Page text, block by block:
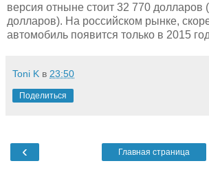
версия отныне стоит 32 770 долларов
долларов). На российском рынке,
автомобиль появится только в 2015
Toni K в 23:50
Поделиться
‹ Главная страница